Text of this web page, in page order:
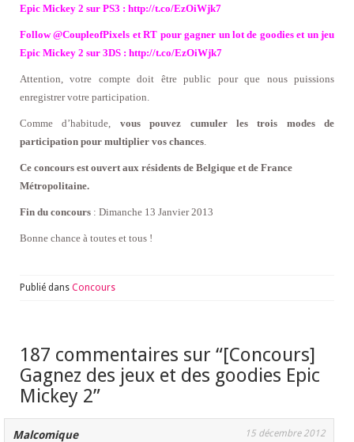
Epic Mickey 2 sur PS3 : http://t.co/EzOiWjk7
Follow @CoupleofPixels et RT pour gagner un lot de goodies et un jeu
Epic Mickey 2 sur 3DS : http://t.co/EzOiWjk7
Attention, votre compte doit être public pour que nous puissions
enregistrer votre participation.
Comme d’habitude, vous pouvez cumuler les trois modes de
participation pour multiplier vos chances
Ce concours est ouvert aux résidents de Belgique et de France
Métropolitaine.
Fin du concours : Dimanche 13 Janvier 2013
Bonne chance à toutes et tous !
Publié dans Concours
187 commentaires sur “[Concours]
Gagnez des jeux et des goodies Epic
Mickey 2”
Malcomique 15 décembre 2012